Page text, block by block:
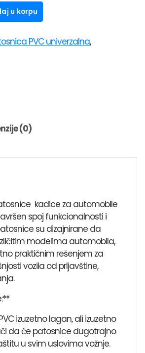
u korpu
PVC univerzalna,
(0)
kadice za automobile
spoj funkcionalnosti i
su dizajnirane da
modelima automobila,
praktičnim rešenjem za
vozila od prljavštine,
izuzetno lagan, ali izuzetno
da će patosnice dugotrajno
u svim uslovima vožnje.